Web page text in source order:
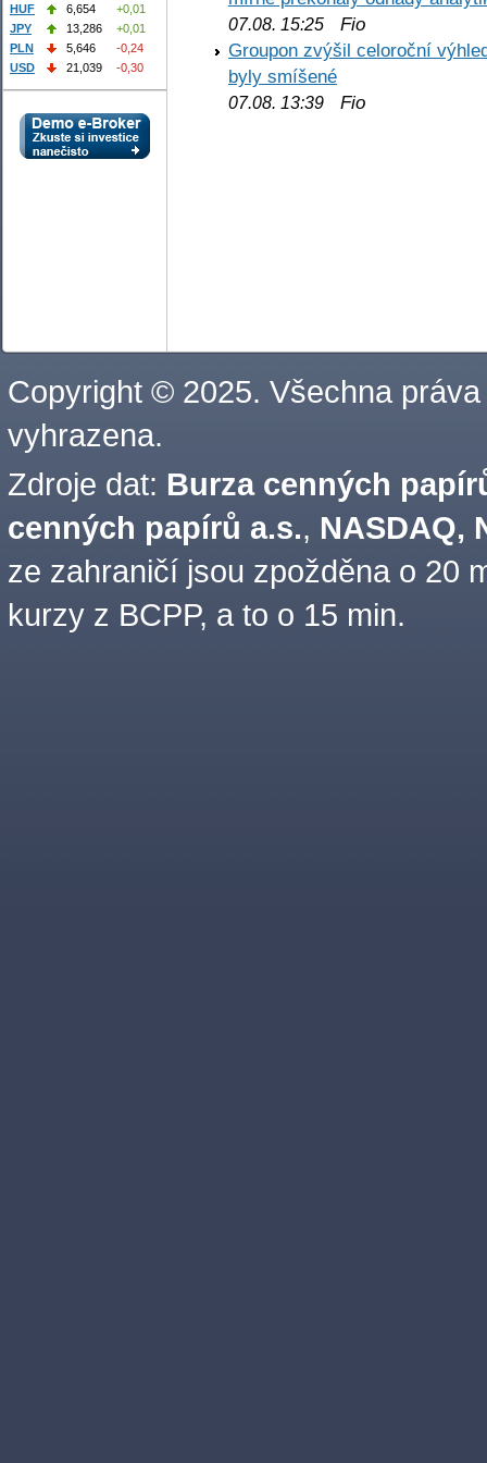
07.08. 15:25 Fio
Groupon zvýšil celoroční
byly smíšené
07.08. 13:39 Fio
HUF 6,654
+0,01
JPY
13,286
+0,01
PLN
5,646
-0,24
USD
21,039 -0,30
Copyright © 2025. Všechna práva
vyhrazena.
Zdroje dat: Burza cenných
cenných papírů a.s., NASDAQ,
ze zahraničí jsou zpožděna o 20
kurzy z BCPP, a to o 15 min.